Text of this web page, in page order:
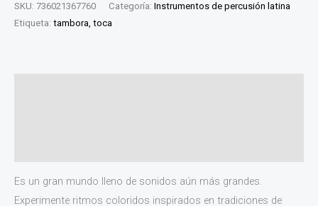
SKU: 736021367760 Categoría: Instrumentos de percusión latina
Etiqueta: tambora, toca
Es un gran mundo lleno de sonidos aún más grandes.
Experimente ritmos coloridos inspirados en tradiciones de